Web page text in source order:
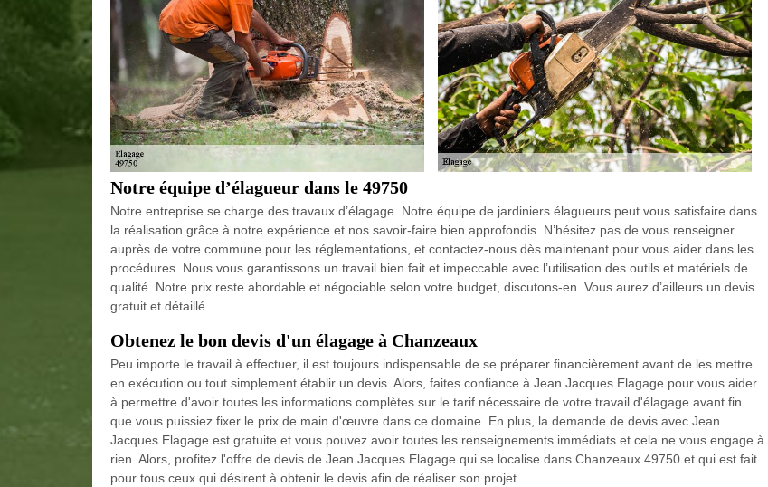
Notre équipe d’élagueur dans le 49750
Notre entreprise se charge des travaux d’élagage. Notre équipe de jardiniers élagueurs peut vous satisfaire dans
la réalisation grâce à notre expérience et nos savoir-faire bien approfondis. N’hésitez pas de vous renseigner
auprès de votre commune pour les réglementations, et contactez-nous dès maintenant pour vous aider dans les
procédures. Nous vous garantissons un travail bien fait et impeccable avec l’utilisation des outils et matériels de
qualité. Notre prix reste abordable et négociable selon votre budget, discutons-en. Vous aurez d’ailleurs un devis
gratuit et détaillé.
Obtenez le bon devis d'un élagage à Chanzeaux
Peu importe le travail à effectuer, il est toujours indispensable de se préparer financièrement avant de les mettre
en exécution ou tout simplement établir un devis. Alors, faites confiance à Jean Jacques Elagage pour vous aider
à permettre d'avoir toutes les informations complètes sur le tarif nécessaire de votre travail d'élagage avant fin
que vous puissiez fixer le prix de main d'œuvre dans ce domaine. En plus, la demande de devis avec Jean
Jacques Elagage est gratuite et vous pouvez avoir toutes les renseignements immédiats et cela ne vous engage à
rien. Alors, profitez l'offre de devis de Jean Jacques Elagage qui se localise dans Chanzeaux 49750 et qui est fait
pour tous ceux qui désirent à obtenir le devis afin de réaliser son projet.